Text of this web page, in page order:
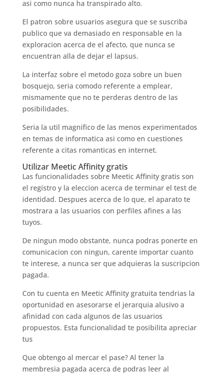
asi como nunca ha transpirado alto.
El patron sobre usuarios asegura que se suscriba
publico que va demasiado en responsable en la
exploracion acerca de el afecto, que nunca se
encuentran alla de dejar el lapsus.
La interfaz sobre el metodo goza sobre un buen
bosquejo, seria comodo referente a emplear,
mismamente que no te perderas dentro de las
posibilidades.
Seria la util magnifico de las menos experimentados
en temas de informatica asi como en cuestiones
referente a citas romanticas en internet.
Utilizar Meetic Affinity gratis
Las funcionalidades sobre Meetic Affinity gratis son
el registro y la eleccion acerca de terminar el test de
identidad. Despues acerca de lo que, el aparato te
mostrara a las usuarios con perfiles afines a las
tuyos.
De ningun modo obstante, nunca podras ponerte en
comunicacion con ningun, carente importar cuanto
te interese, a nunca ser que adquieras la suscripcion
pagada.
Con tu cuenta en Meetic Affinity gratuita tendrias la
oportunidad en asesorarse el jerarquia alusivo a
afinidad con cada algunos de las usuarios
propuestos. Esta funcionalidad te posibilita apreciar
tus
Que obtengo al mercar el pase? Al tener la
membresia pagada acerca de podras leer al